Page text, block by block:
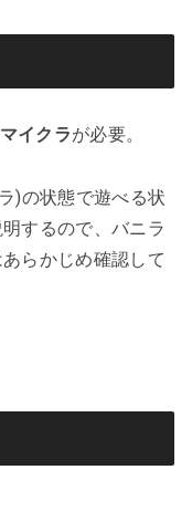
イクラが必要。
)の状態で遊べる状
するので、バニラ
らかじめ確認して